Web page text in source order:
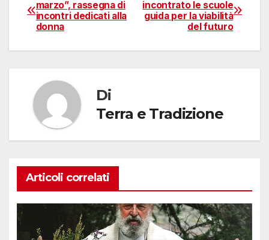
articoli
incontrato le scuole
guida per la viabilità
del futuro
marzo”, rassegna di
incontri dedicati alla
donna
Di
Terra e Tradizione
Articoli correlati